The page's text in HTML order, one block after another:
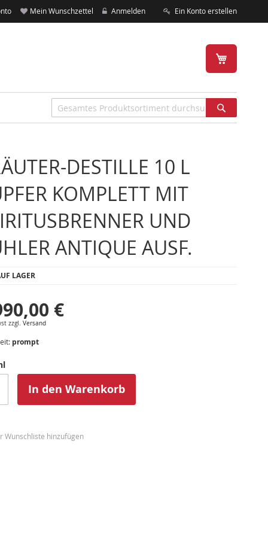
Mein Wunschzettel Anmelden Ein Konto erstellen
Mein
Suche
DESTILLE 10 L
KOMPLETT MIT
UND
ANTIQUE AUSF.
LAGER
€
zzgl. Versand
prompt
In den Warenkorb
Wunschliste hinzufügen